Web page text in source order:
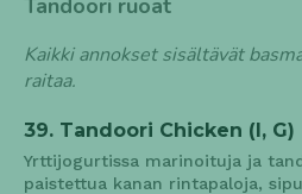
Kaikki annokset sisältävät
raitaa.
39. Tandoori Chicken (l, G)
Yrttijogurtissa marinoituja ja
paistettua kanan rintapaloja,